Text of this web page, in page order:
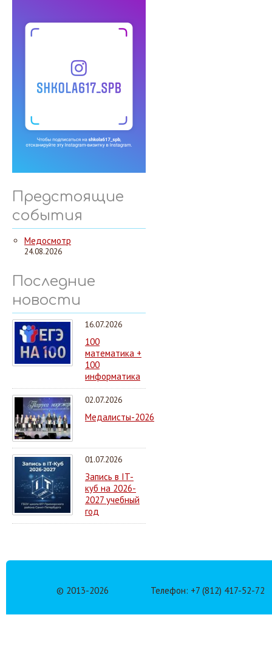
Предстоящие
события
Медосмотр
24.08.2026
Последние
новости
16.07.2026
100
математика +
100
информатика
02.07.2026
Медалисты-2026
01.07.2026
Запись в IT-
куб на 2026-
2027 учебный
год
© 2013-2026 Телефон: +7 (812) 417-52-72